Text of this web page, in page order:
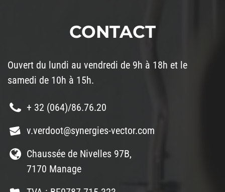
CONTACT
Ouvert du lundi au vendredi de 9h à 18h et le
samedi de 10h à 15h.
+ 32 (064)/86.76.20
v.verdoot@synergies-vector.com
Chaussée de Nivelles 97B,
7170 Manage